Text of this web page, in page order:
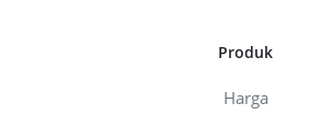
Produk
Harga